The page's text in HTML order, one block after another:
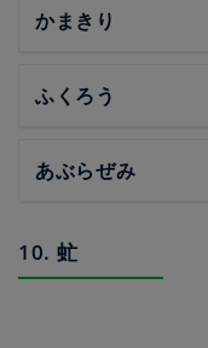
かまきり
ふくろう
あぶらぜみ
10. 虻